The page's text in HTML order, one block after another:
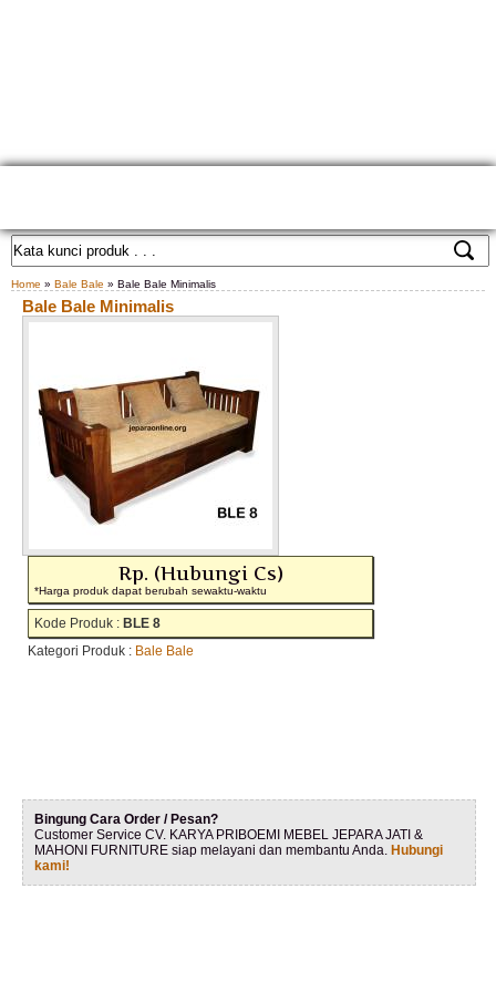
Home » Bale Bale » Bale Bale Minimalis
Bale Bale Minimalis
Rp. (Hubungi Cs)
*Harga produk dapat berubah sewaktu-waktu
Kode Produk : BLE 8
Kategori Produk : Bale Bale
Bingung Cara Order / Pesan?
Customer Service CV. KARYA PRIBOEMI MEBEL JEPARA JATI &
MAHONI FURNITURE siap melayani dan membantu Anda. Hubungi
kami!